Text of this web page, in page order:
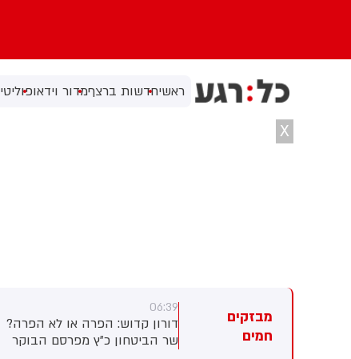
ראשיחדשות ברצףמדור וידאופוליטי
X
מבזקים
חמים
אוקראינה: דיווח על 3 הרוגים
רוסית הלילה על העיר
06:39
דורון קדוש: הפרה או לא הפרה?
שר הביטחון כ״ץ מפרסם הבוקר